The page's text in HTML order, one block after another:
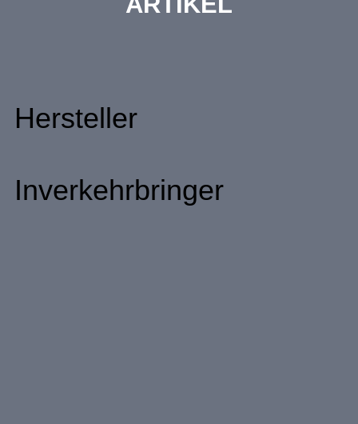
Hersteller
Inverkehrbringer